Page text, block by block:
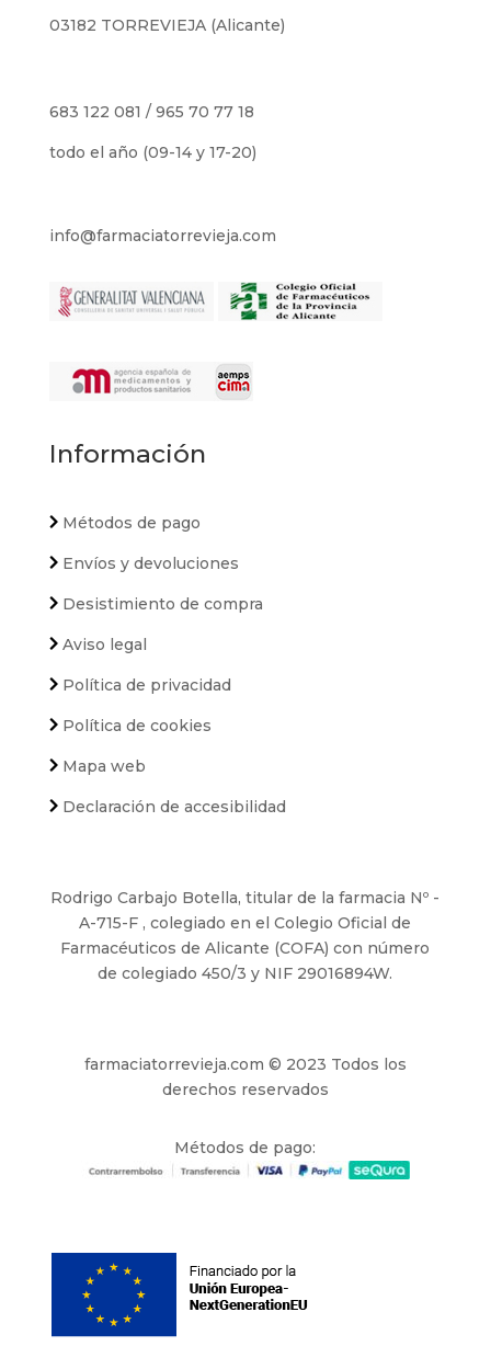
03182 TORREVIEJA (Alicante)
683 122 081 / 965 70 77 18
todo el año (09-14 y 17-20)
info@farmaciatorrevieja.com
Información
Métodos de pago
Envíos y devoluciones
Desistimiento de compra
Aviso legal
Política de privacidad
Política de cookies
Mapa web
Declaración de accesibilidad
Rodrigo Carbajo Botella, titular de la farmacia Nº -
A-715-F , colegiado en el Colegio Oficial de
Farmacéuticos de Alicante (COFA) con número
de colegiado 450/3 y NIF 29016894W.
farmaciatorrevieja.com © 2023 Todos los
derechos reservados
Métodos de pago: